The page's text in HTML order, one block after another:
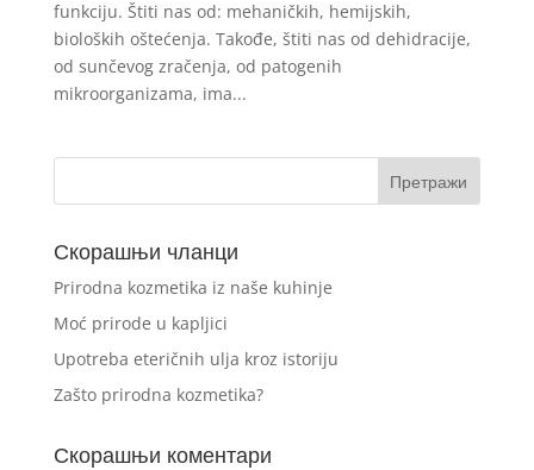
funkciju. Štiti nas od: mehaničkih, hemijskih,
bioloških oštećenja. Takođe, štiti nas od dehidracije,
od sunčevog zračenja, od patogenih
mikroorganizama, ima...
Скорашњи чланци
Prirodna kozmetika iz naše kuhinje
Moć prirode u kapljici
Upotreba eteričnih ulja kroz istoriju
Zašto prirodna kozmetika?
Скорашњи коментари